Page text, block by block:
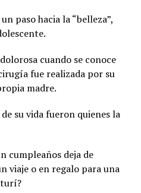
paso hacia la “belleza”,
cuando se conoce
fue realizada por su
madre.
su vida fueron quienes la
cumpleaños deja de
viaje o en regalo para una